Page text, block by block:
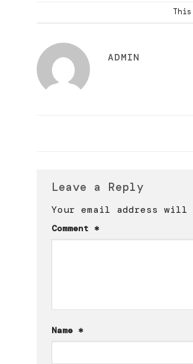
ADMIN
Leave a Reply
Your email address will
Comment *
Name *